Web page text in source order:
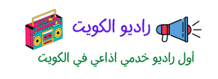
المحتوى